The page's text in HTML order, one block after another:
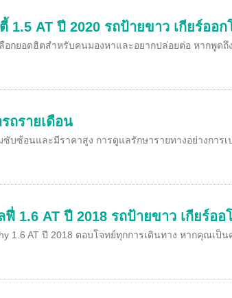
AT ปี 2020 รถป้ายขาว เกียร์ออก
ลือกยอดฮิตสำหรับคนมองหาและอยากปล่อยต่อ หาก
ถรายเดือน
ซ้อนและมีราคาสูง การดูแลรักษารายทางอย่างการ
1.6 AT ปี 2018 รถป้ายขาว เกียร์ออ
1.6 AT ปี 2018 ตอบโจทย์ทุกการเดินทาง หากคุณเ